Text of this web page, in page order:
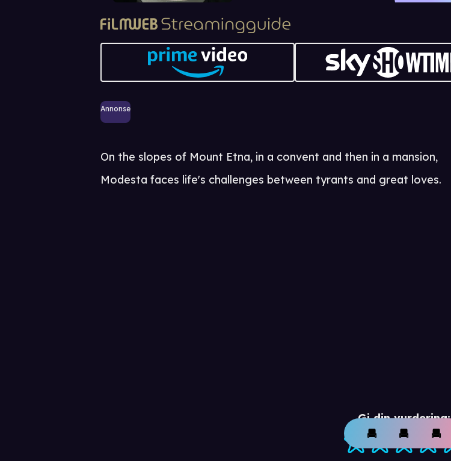
Annonse
Gi din vurdering:
On the slopes of Mount Etna, in a convent and then in a mansion,
Modesta faces life's challenges between tyrants and great loves.